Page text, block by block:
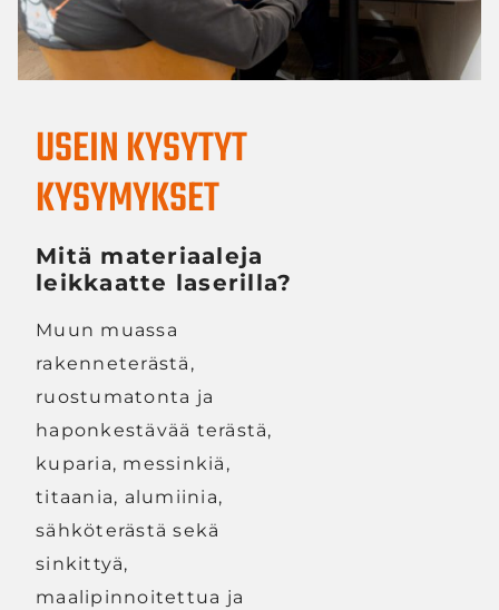
USEIN KYSYTYT
KYSYMYKSET
Mitä materiaaleja
leikkaatte laserilla?
Muun muassa
rakenneterästä,
ruostumatonta ja
haponkestävää terästä,
kuparia, messinkiä,
titaania, alumiinia,
sähköterästä sekä
sinkittyä,
maalipinnoitettua ja